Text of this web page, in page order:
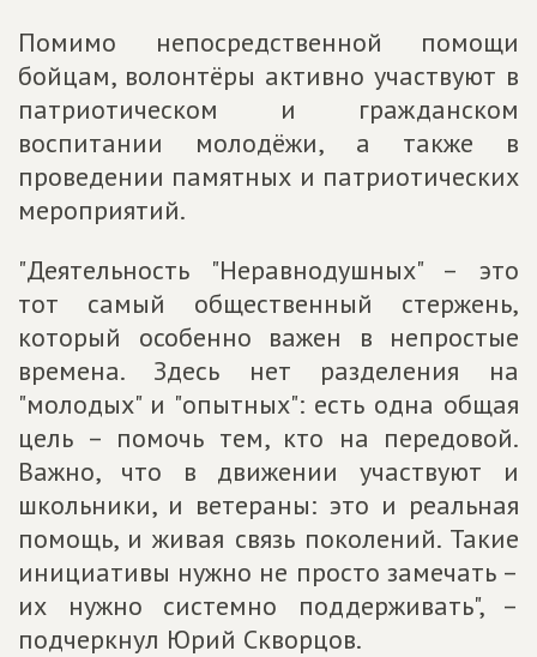
Помимо непосредственной помощи
бойцам, волонтёры активно участвуют в
патриотическом и гражданском
воспитании молодёжи, а также в
проведении памятных и патриотических
мероприятий.
"Деятельность "Неравнодушных" – это
тот самый общественный стержень,
который особенно важен в непростые
времена. Здесь нет разделения на
"молодых" и "опытных": есть одна общая
цель – помочь тем, кто на передовой.
Важно, что в движении участвуют и
школьники, и ветераны: это и реальная
помощь, и живая связь поколений. Такие
инициативы нужно не просто замечать –
их нужно системно поддерживать", –
подчеркнул Юрий Скворцов.